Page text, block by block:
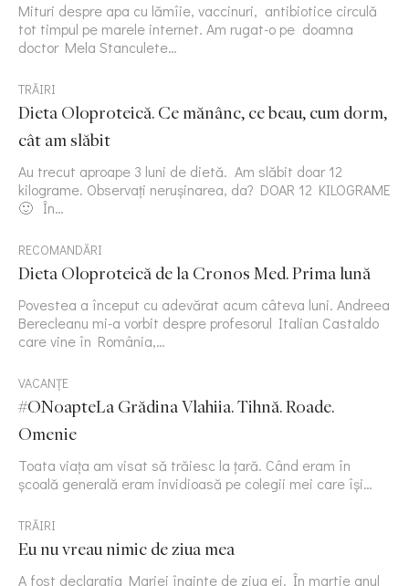
Mituri despre apa cu lămîie, vaccinuri, antibiotice circulă
tot timpul pe marele internet. Am rugat-o pe doamna
doctor Mela Stanculete…
TRĂIRI
Dieta Oloproteică. Ce mănânc, ce beau, cum dorm,
cât am slăbit
Au trecut aproape 3 luni de dietă. Am slăbit doar 12
kilograme. Observați nerușinarea, da? DOAR 12 KILOGRAME
🙂 În…
RECOMANDĂRI
Dieta Oloproteică de la Cronos Med. Prima lună
Povestea a început cu adevărat acum câteva luni. Andreea
Berecleanu mi-a vorbit despre profesorul Italian Castaldo
care vine în România,…
VACANȚE
#ONoapteLa Grădina Vlahiia. Tihnă. Roade.
Omenie
Toata viața am visat să trăiesc la țară. Când eram în
școală generală eram invidioasă pe colegii mei care își…
TRĂIRI
Eu nu vreau nimic de ziua mea
A fost declarația Mariei înainte de ziua ei. În martie anul